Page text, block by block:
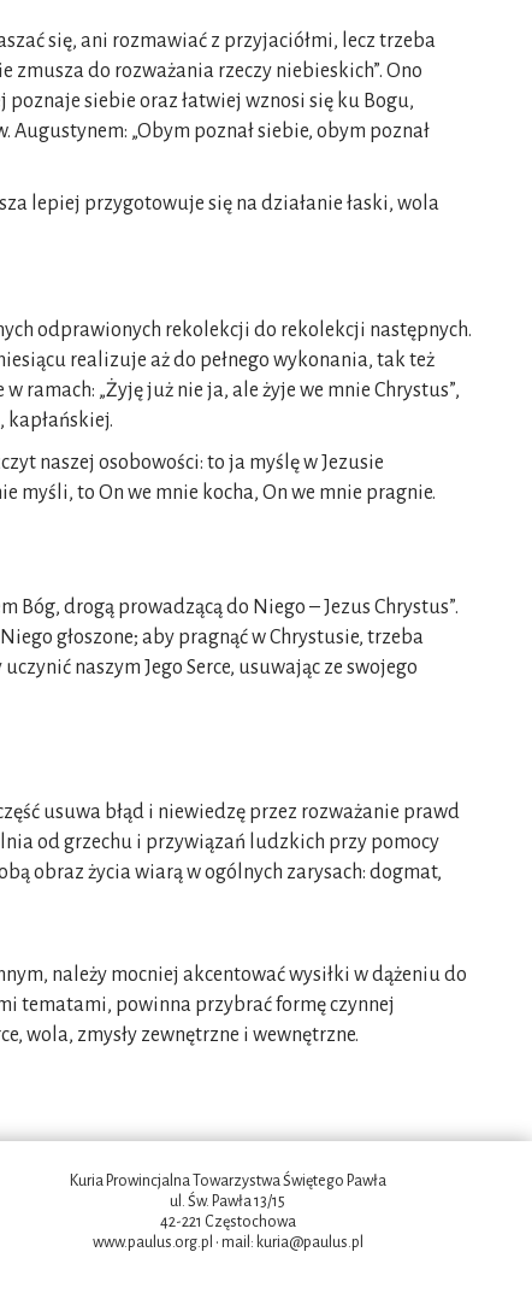
się, ani rozmawiać z przyjaciółmi, lecz trzeba
do rozważania rzeczy niebieskich”. Ono
siebie oraz łatwiej wznosi się ku Bogu,
„Obym poznał siebie, obym poznał
lepiej przygotowuje się na działanie łaski, wola
odprawionych rekolekcji do rekolekcji następnych.
realizuje aż do pełnego wykonania, tak też
„Żyję już nie ja, ale żyje we mnie Chrystus”,
kapłańskiej.
naszej osobowości: to ja myślę w Jezusie
myśli, to On we mnie kocha, On we mnie pragnie.
Bóg, drogą prowadzącą do Niego – Jezus Chrystus”.
głoszone; aby pragnąć w Chrystusie, trzeba
naszym Jego Serce, usuwając ze swojego
usuwa błąd i niewiedzę przez rozważanie prawd
od grzechu i przywiązań ludzkich przy pomocy
obraz życia wiarą w ogólnych zarysach: dogmat,
należy mocniej akcentować wysiłki w dążeniu do
tematami, powinna przybrać formę czynnej
wola, zmysły zewnętrzne i wewnętrzne.
Kuria Prowincjalna Towarzystwa Świętego Pawła
ul. Św. Pawła 13/15
42-221 Częstochowa
www.paulus.org.pl • mail: kuria@paulus.pl